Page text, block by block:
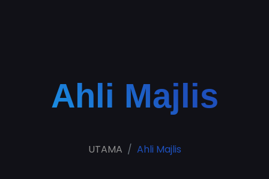
Ahli Majlis
UTAMA Ahli Majlis